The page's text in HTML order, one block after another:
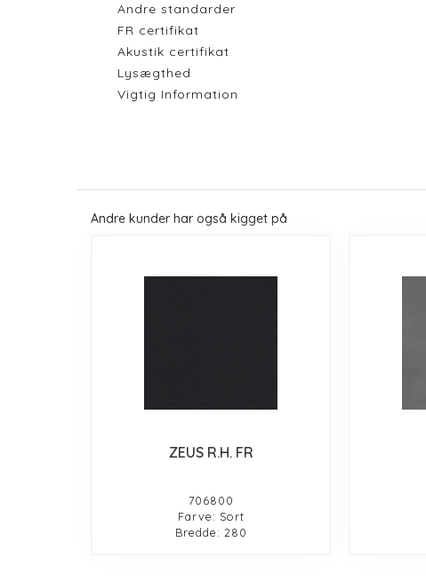
Andre standarder
FR certifikat
Akustik certifikat
Lysægthed
Vigtig Information
Andre kunder har også kigget på
ZEUS R.H. FR
706800
Farve: Sort
Bredde: 280